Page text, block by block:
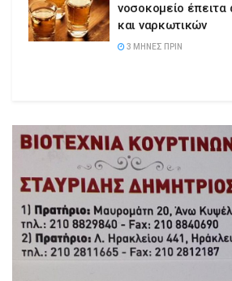
νοσοκομείο
και ναρκωτικών
3 ΜΉΝΕΣ ΠΡΙΝ